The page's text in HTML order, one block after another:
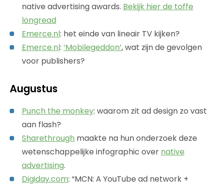
native advertising awards. Bekijk hier de toffe
longread
Emerce.nl: het einde van lineair TV kijken?
Emerce.nl: ‘Mobilegeddon’, wat zijn de gevolgen
voor publishers?
Augustus
Punch the monkey: waarom zit ad design zo vast
aan flash?
Sharethrough maakte na hun onderzoek deze
wetenschappelijke infographic over native
advertising.
Digiday.com: “MCN: A YouTube ad network +